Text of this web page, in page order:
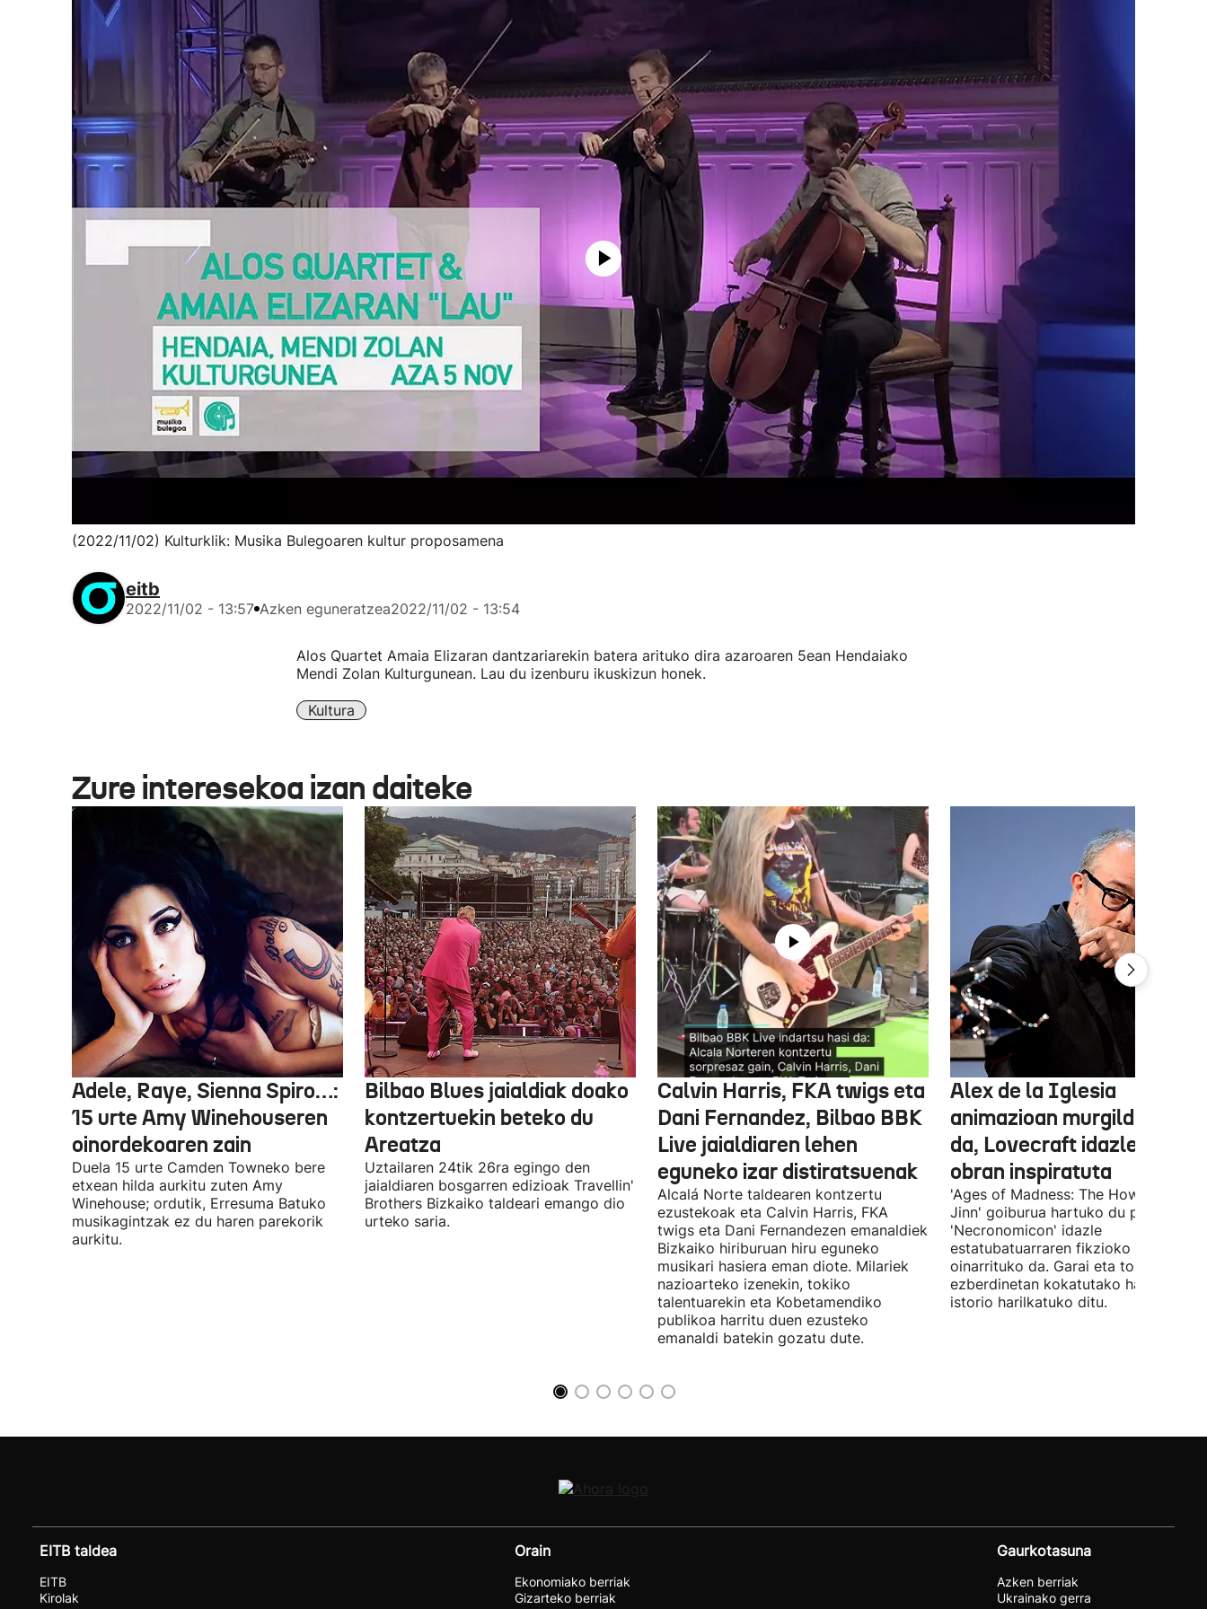
(2022/11/02) Kulturklik: Musika Bulegoaren kultur proposamena
eitb
2022/11/02 - 13:57 Azken eguneratzea2022/11/02 - 13:54
Alos Quartet Amaia Elizaran dantzariarekin batera arituko dira azaroaren 5ean Hendaiako
Mendi Zolan Kulturgunean. Lau du izenburu ikuskizun honek.
Kultura
Zure interesekoa izan daiteke
Adele, Raye, Sienna Spiro…:
15 urte Amy Winehouseren
oinordekoaren zain
Duela 15 urte Camden Towneko bere
etxean hilda aurkitu zuten Amy
Winehouse; ordutik, Erresuma Batuko
musikagintzak ez du haren parekorik
aurkitu.
Bilbao Blues jaialdiak doako
kontzertuekin beteko du
Areatza
Uztailaren 24tik 26ra egingo den
jaialdiaren bosgarren edizioak Travellin'
Brothers Bizkaiko taldeari emango dio
urteko saria.
Calvin Harris, FKA twigs eta
Dani Fernandez, Bilbao BBK
Live jaialdiaren lehen
eguneko izar distiratsuenak
Alcalá Norte taldearen kontzertu
ezustekoak eta Calvin Harris, FKA
twigs eta Dani Fernandezen emanaldiek
Bizkaiko hiriburuan hiru eguneko
musikari hasiera eman diote. Milariek
nazioarteko izenekin, tokiko
talentuarekin eta Kobetamendiko
publikoa harritu duen ezusteko
emanaldi batekin gozatu dute.
Alex de la Iglesia
animazioan murgilduko
da, Lovecraft idazlearen
obran inspiratuta
'Ages of Madness: The Howling of
Jinn' goiburua hartuko du pelikulak,
'Necronomicon' idazle
estatubatuarraren fikzioko liburuan
oinarrituko da. Garai eta toki
ezberdinetan kokatutako hainbat
istorio harilkatuko ditu.
EITB taldea
EITB
Kirolak
Orain
Ekonomiako berriak
Gizarteko berriak
Gaurkotasuna
Azken berriak
Ukrainako gerra